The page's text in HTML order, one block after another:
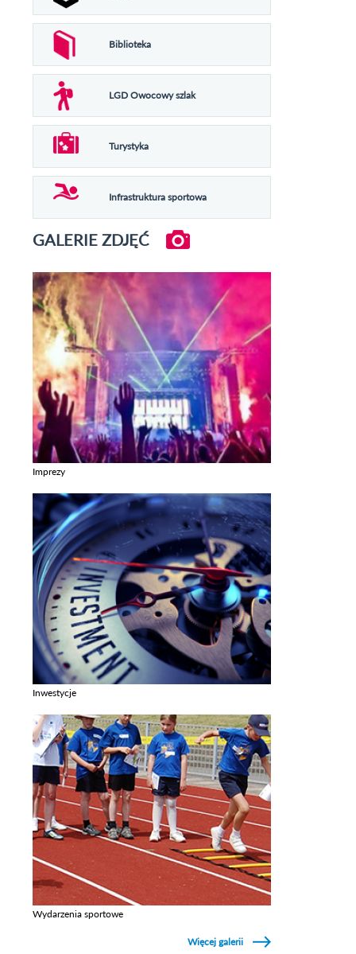
Biblioteka
LGD Owocowy szlak
Turystyka
Infrastruktura sportowa
GALERIE ZDJĘĆ
Imprezy
Inwestycje
Wydarzenia sportowe
Więcej galerii